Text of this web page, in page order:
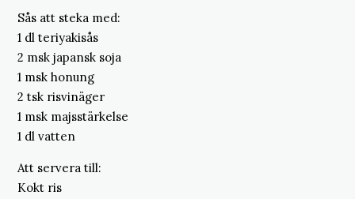
Sås att steka med:
1 dl teriyakisås
2 msk japansk soja
1 msk honung
2 tsk risvinäger
1 msk majsstärkelse
1 dl vatten
Att servera till:
Kokt ris